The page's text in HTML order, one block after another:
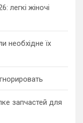
легкі жіночі
необхідне їх
запчастей для